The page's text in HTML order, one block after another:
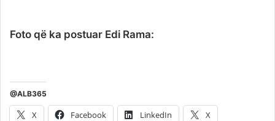
Foto që ka postuar Edi Rama:
@ALB365
X Facebook LinkedIn X